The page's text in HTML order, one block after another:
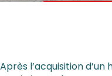
Après l’acquisition